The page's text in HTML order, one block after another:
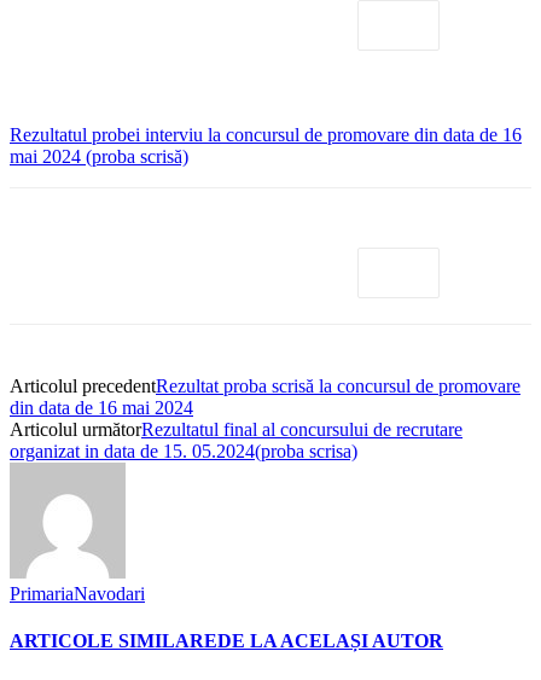
Rezultatul probei interviu la concursul de promovare din data de 16
mai 2024 (proba scrisă)
Articolul precedentRezultat proba scrisă la concursul de promovare
din data de 16 mai 2024
Articolul următorRezultatul final al concursului de recrutare
organizat in data de 15. 05.2024(proba scrisa)
PrimariaNavodari
ARTICOLE SIMILAREDE LA ACELAȘI AUTOR